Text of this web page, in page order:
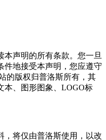
本声明的所有条款。您一旦
件地接受本声明，您应遵守
的版权归普洛斯所有，其
本、图形图象、LOGO标
，将仅由普洛斯使用，以改